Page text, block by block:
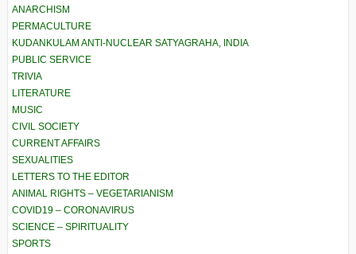
ANARCHISM
PERMACULTURE
KUDANKULAM ANTI-NUCLEAR SATYAGRAHA, INDIA
PUBLIC SERVICE
TRIVIA
LITERATURE
MUSIC
CIVIL SOCIETY
CURRENT AFFAIRS
SEXUALITIES
LETTERS TO THE EDITOR
ANIMAL RIGHTS – VEGETARIANISM
COVID19 – CORONAVIRUS
SCIENCE – SPIRITUALITY
SPORTS